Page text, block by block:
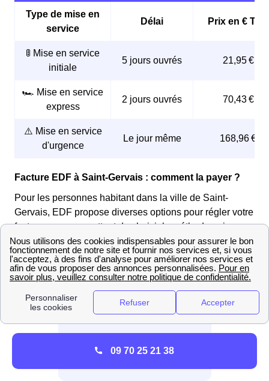
Type de mise en
service
Délai Prix en € TTC
🚦 Mise en service
initiale
5 jours ouvrés 21,95 €
🏎️ Mise en service
express
2 jours ouvrés 70,43 €
⚠️ Mise en service
d'urgence
Le jour même 168,96 €
Facture EDF à Saint-Gervais : comment la payer ?
Pour les personnes habitant dans la ville de Saint-
Gervais, EDF propose diverses options pour régler votre
facture, vous permettant de choisir la méthode qui vous
convient le mieux.
📞 Par téléphone
09 70 25 21 38